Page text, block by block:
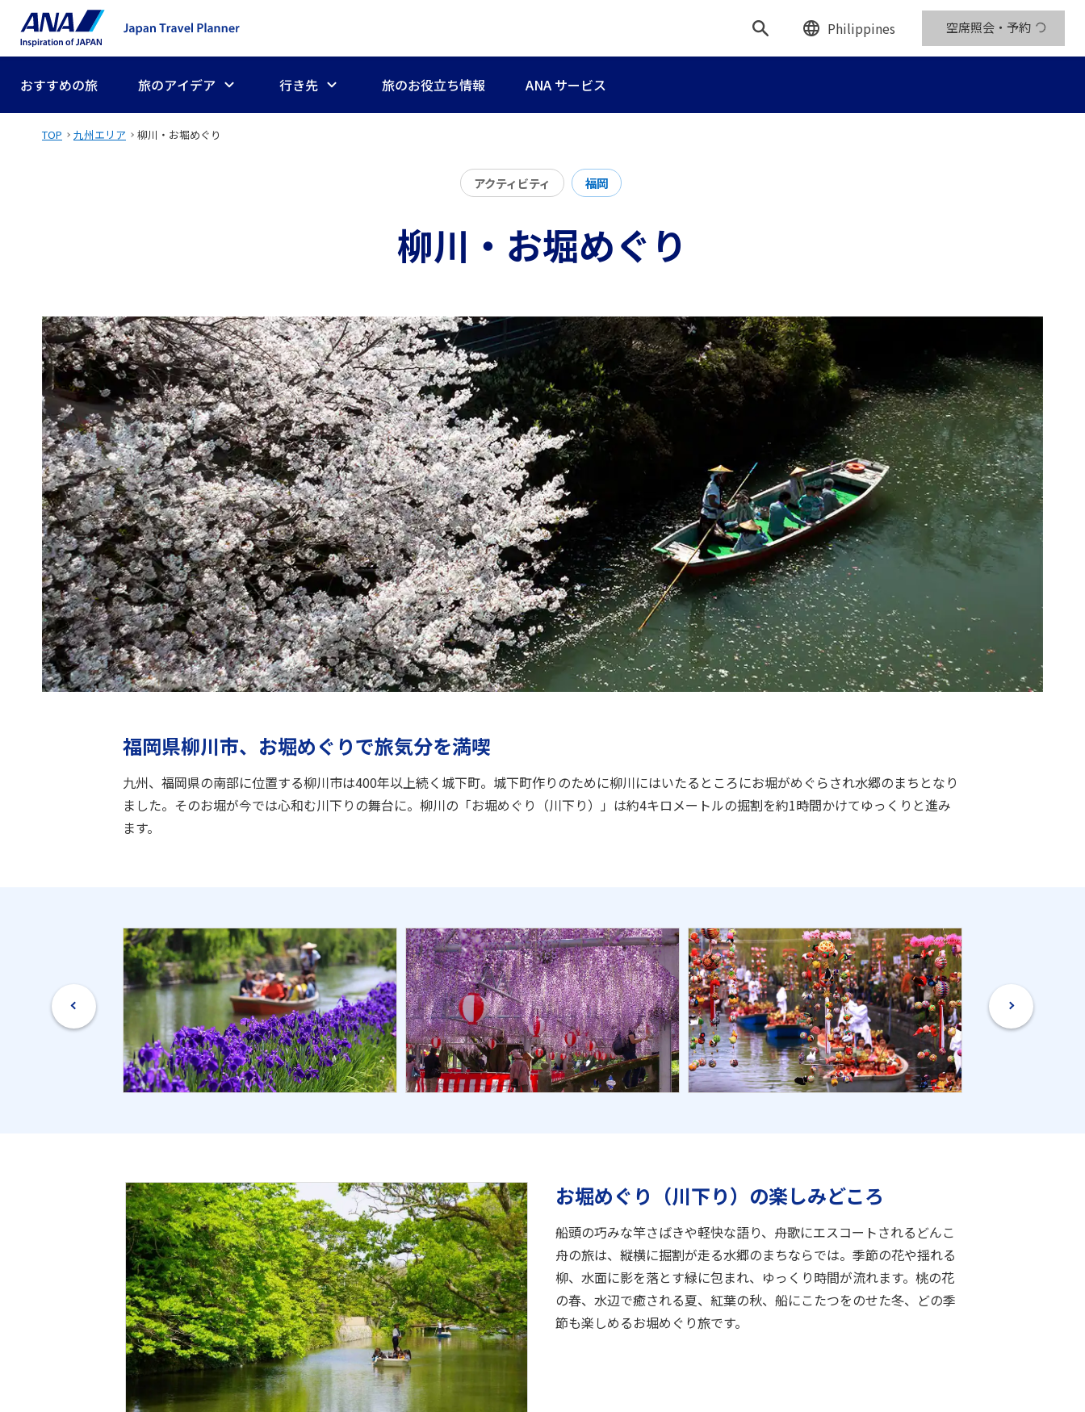
Philippines 空席照会・予約
おすすめの旅 旅のアイデア 行き先 旅のお役立ち情報 ANA サービス
TOP 九州エリア 柳川・お堀めぐり
アクティビティ 福岡
柳川・お堀めぐり
福岡県柳川市、お堀めぐりで旅気分を満喫
九州、福岡県の南部に位置する柳川市は400年以上続く城下町。城下町作りのために柳川にはいたるところにお堀がめぐらされ水郷のまちとなり
ました。そのお堀が今では心和む川下りの舞台に。柳川の「お堀めぐり（川下り）」は約4キロメートルの掘割を約1時間かけてゆっくりと進み
ます。
お堀めぐり（川下り）の楽しみどころ
船頭の巧みな竿さばきや軽快な語り、舟歌にエスコートされるどんこ
舟の旅は、縦横に掘割が走る水郷のまちならでは。季節の花や揺れる
柳、水面に影を落とす緑に包まれ、ゆっくり時間が流れます。桃の花
の春、水辺で癒される夏、紅葉の秋、船にこたつをのせた冬、どの季
節も楽しめるお堀めぐり旅です。